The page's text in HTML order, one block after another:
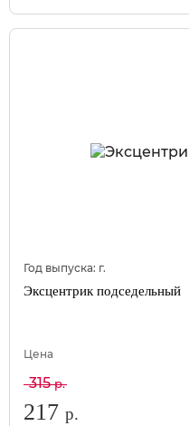
Год выпуска: г.
Эксцентрик подседельный
Цена
315р.
217 р.